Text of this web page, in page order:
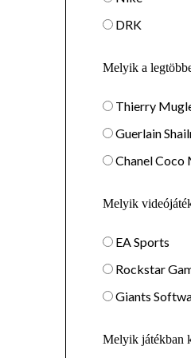
DRK
Melyik a
Thierry
Guerlain
Chanel Coco
Melyik
EA Sports
Rockstar
Giants
Melyik játékban